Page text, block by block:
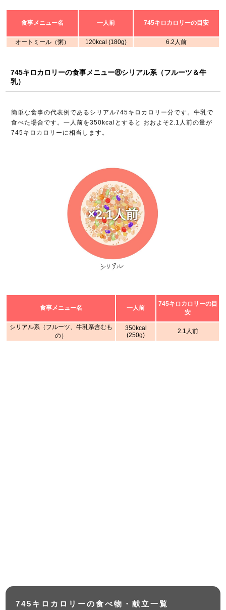
食事メニュー名 一人前 745キロカロリーの目安
オートミール（粥） 120kcal (180g) 6.2人前
745キロカロリーの食事メニュー⑧シリアル系（フルーツ＆牛
乳）
簡単な食事の代表例であるシリアル745キロカロリー分です。牛乳で
食べた場合です。一人前を350kcalとすると おおよそ2.1人前の量が
745キロカロリーに相当します。
×2.1人前
食事メニュー名 一人前
745キロカロリーの目
安
シリアル系（フルーツ、牛乳系含むも
の）
350kcal
(250g)
2.1人前
745キロカロリーの食べ物・献立一覧